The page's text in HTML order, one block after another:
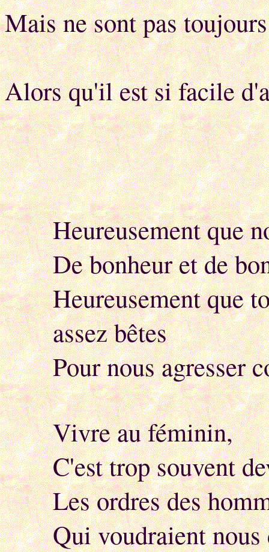
Mais ne sont pas
Alors qu'il est si facile
Heureusement que
De bonheur et de
Heureusement que
assez bêtes
Pour nous agresser
Vivre au féminin,
C'est trop souvent
Les ordres des
Qui voudraient